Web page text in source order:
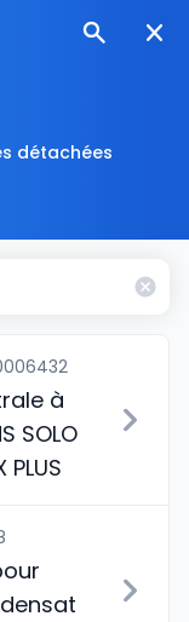
détachées
à
SOLO
PLUS